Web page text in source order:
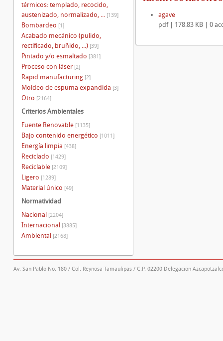
agave
pdf | 178.83 KB | 0
térmicos: templado, recocido,
austenizado, normalizado, ...
[139]
Bombardeo [1]
Acabado mecánico (pulido,
rectificado, bruñido, ...) [39]
Pintado y/o esmaltado [381]
Proceso con láser [2]
Rapid manufacturing [2]
Moldeo de espuma expandida [3]
Otro [2164]
Criterios Ambientales
Fuente Renovable [1135]
Bajo contenido energético [1011]
Energía limpia [438]
Reciclado [1429]
Reciclable [2109]
Ligero [1289]
Material único [49]
Normatividad
Nacional [2204]
Internacional [3885]
Ambiental [2168]
Av. San Pablo No. 180 / Col. Reynosa Tamaulipas / C.P. 02200 Delegación